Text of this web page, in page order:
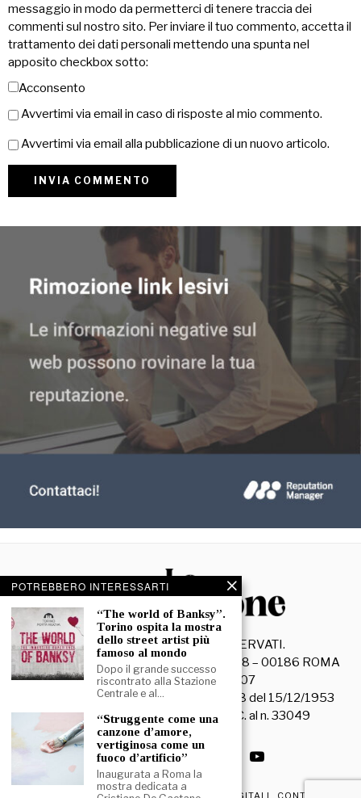
messaggio in modo da permetterci di tenere traccia dei
commenti sul nostro sito. Per inviare il tuo commento, accetta il
trattamento dei dati personali mettendo una spunta nel
apposito checkbox sotto:
Acconsento
Avvertimi via email in caso di risposte al mio commento.
Avvertimi via email alla pubblicazione di un nuovo articolo.
© 2026- TUTTI I DIRITTI RISERVATI.
La Discussione S.r.l. – Piazza Capranica, 78 – 00186 ROMA
C.F. e P. IVA 15045971007
Registrazione Tribunale di Roma n. 3628 del 15/12/1953
La società editrice è iscritta al R.O.C. al n. 33049
POTREBBERO INTERESSARTI
“The world of Banksy”.
Torino ospita la mostra
dello street artist più
famoso al mondo
Dopo il grande successo
riscontrato alla Stazione
Centrale e al…
“Struggente come una
canzone d’amore,
vertiginosa come un
fuoco d’artificio”
Inaugurata a Roma la
mostra dedicata a